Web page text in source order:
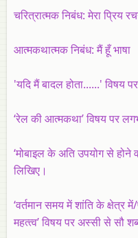
चरित्रात्मक निबंध: मेरा प्रिय
आत्मकथात्मक निबंध: मैं हूँ भाषा
'यदि मैं बादल होता......' विषय
‘रेल की आत्‍मकथा’ विषय पर
‘मोबाइल के अति उपयोग से होने
लिखिए।
‘वर्तमान समय में शांति के क्षेत्र
महत्‍त्‍व’ विषय पर अस्‍सी से सौ